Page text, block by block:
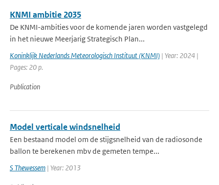
KNMI ambitie 2035
De KNMI-ambities voor de komende jaren worden vastgelegd
in het nieuwe Meerjarig Strategisch Plan...
Koninklijk Nederlands Meteorologisch Instituut (KNMI) | Year: 2024 |
Pages: 20 p.
Publication
Model verticale windsnelheid
Een bestaand model om de stijgsnelheid van de radiosonde
ballon te berekenen mbv de gemeten tempe...
S Thewessem | Year: 2013